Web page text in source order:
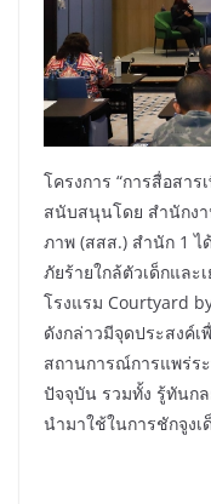
โครงการ “การสื่อสาร
สนับสนุนโดย สำนักง
ภาพ (สสส.) สำนัก 1 ไ
ภัยร้ายใกล้ตัวเด็กและ
โรงแรม Courtyard
ดังกล่าวมีจุดประสงค์
สถานการณ์การแพร่ร
ปัจจุบัน รวมทั้ง รู้ทันก
นำมาใช้ในการชักจูงเ